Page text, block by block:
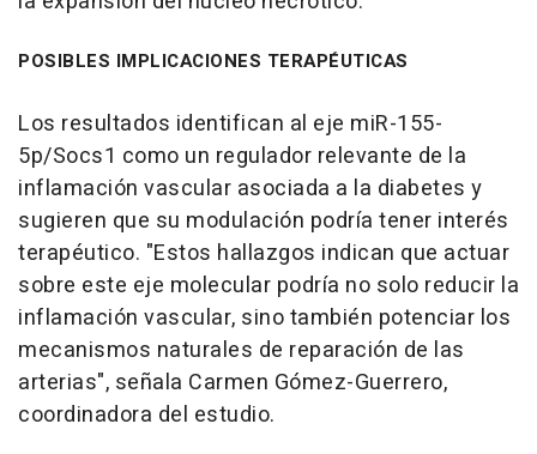
POSIBLES IMPLICACIONES TERAPÉUTICAS
Los resultados identifican al eje miR-155-
5p/Socs1 como un regulador relevante de la
inflamación vascular asociada a la diabetes y
sugieren que su modulación podría tener interés
terapéutico. "Estos hallazgos indican que actuar
sobre este eje molecular podría no solo reducir la
inflamación vascular, sino también potenciar los
mecanismos naturales de reparación de las
arterias", señala Carmen Gómez-Guerrero,
coordinadora del estudio.